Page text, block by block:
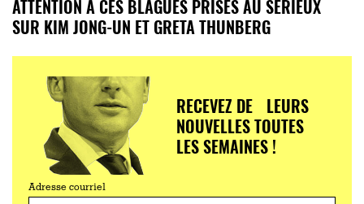
ATTENTION À CES BLAGUES PRISES AU SÉRIEUX
SUR KIM JONG-UN ET GRETA THUNBERG
RECEVEZ DE LEURS
NOUVELLES TOUTES
LES SEMAINES !
Adresse courriel